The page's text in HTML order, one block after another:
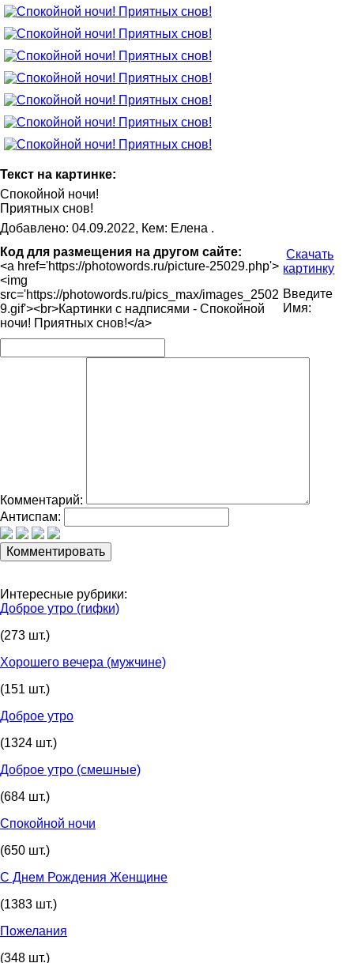
Текст на картинке:
Спокойной ночи!
Приятных снов!
Добавлено: 04.09.2022, Кем: Елена .
Код для размещения на другом сайте:
<a href='https://photowords.ru/picture-25029.php'>
<img
src='https://photowords.ru/pics_max/images_2502
9.gif'><br>Картинки с надписями - Спокойной
ночи! Приятных снов!</a>
Скачать
картинку
Введите
Имя:
Комментарий:
Антиспам:
Интересные рубрики:
Доброе утро (гифки)
(273 шт.)
Хорошего вечера (мужчине)
(151 шт.)
Доброе утро
(1324 шт.)
Доброе утро (смешные)
(684 шт.)
Спокойной ночи
(650 шт.)
С Днем Рождения Женщине
(1383 шт.)
Пожелания
(348 шт.)